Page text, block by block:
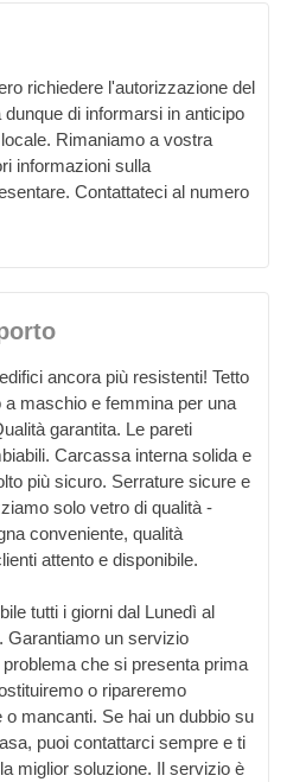
richiedere l'autorizzazione del
di informarsi in anticipo
Rimaniamo a vostra
informazioni sulla
Contattateci al numero
ancora più resistenti! Tetto
maschio e femmina per una
garantita. Le pareti
Carcassa interna solida e
più sicuro. Serrature sicure e
solo vetro di qualità -
conveniente, qualità
attento e disponibile.
tutti i giorni dal Lunedì al
Garantiamo un servizio
che si presenta prima
o ripareremo
o mancanti. Se hai un dubbio su
puoi contattarci sempre e ti
miglior soluzione. Il servizio è